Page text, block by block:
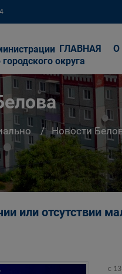
округа
ГЛАВНАЯ О
Новости
или отсутствии
с